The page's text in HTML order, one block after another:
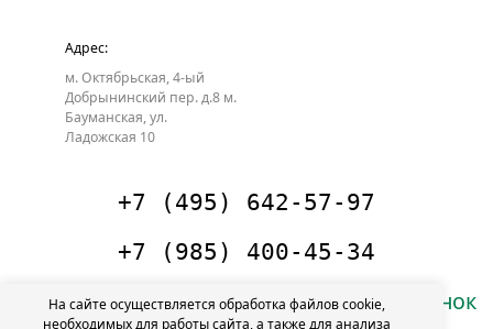
Адрес:
м. Октябрьская, 4-ый
Добрынинский пер. д.8м.
Бауманская, ул.
Ладожская 10
+7 (495) 642-57-97
+7 (985) 400-45-34
Заказать звонок
На сайте осуществляется обработка файлов cookie,
необходимых для работы сайта, а также для анализа